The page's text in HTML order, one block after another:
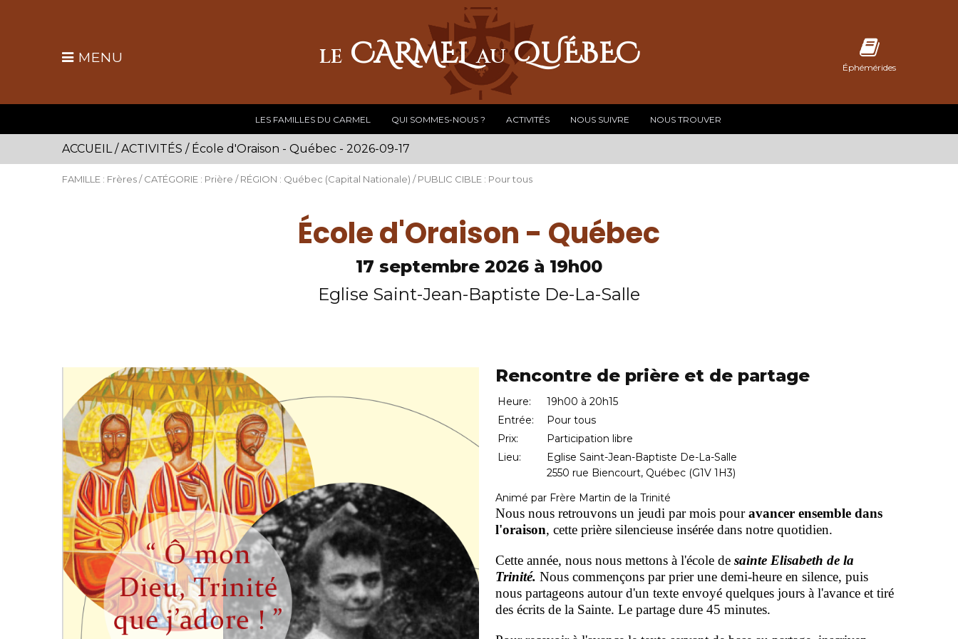
Éphémérides
MENU LE CARMELAUQUÉBEC
LES FAMILLES DU CARMEL QUI SOMMES-NOUS ? ACTIVITÉS NOUS SUIVRE NOUS TROUVER
ACCUEIL /ACTIVITÉS / École d'Oraison - Québec - 2026-09-17
FAMILLE : Frères / CATÉGORIE : Prière / RÉGION : Québec (Capital Nationale) / PUBLIC CIBLE : Pour tous
École d'Oraison - Québec
17 septembre 2026 à 19h00
Eglise Saint-Jean-Baptiste De-La-Salle
Rencontre de prière et de partage
Heure:
19h00 à 20h15
Entrée:
Pour tous
Prix:
Participation libre
Lieu:
Eglise Saint-Jean-Baptiste De-La-Salle
2550 rue Biencourt, Québec (G1V 1H3)
Animé par Frère Martin de la Trinité
Nous nous retrouvons un jeudi par mois pouravancer ensemble dans
l'oraison, cette prière silencieuse insérée dans notre quotidien.
Cette année, nous nous mettons à l'école desainte Elisabeth de la
Trinité. Nous commençons par prier une demi-heure en silence, puis
nous partageons autour d'un texte envoyé quelques jours à l'avance et tiré
des écrits de la Sainte. Le partage dure 45 minutes.